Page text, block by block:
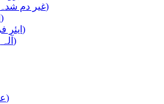
Ghair Dum Shuda Products (غیر دم شدہ اشیاء)
Agar Battian (اگر بتیاں)
Air Freshners ( ایئر فریشنرز)
Ala-e-Yaksoi (آلہ یکسوئی)
Attar Spray (عطر سپرے)